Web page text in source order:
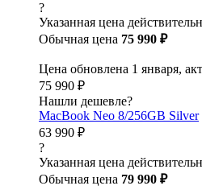
?
Указанная цена
Обычная цена 75 990 ₽
Цена обновлена 1 января,
75 990 ₽
Нашли дешевле?
MacBook Neo 8/256GB Silver
63 990 ₽
?
Указанная цена
Обычная цена 79 990 ₽